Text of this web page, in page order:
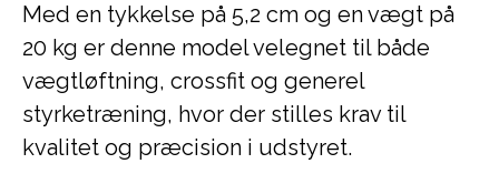
Med en tykkelse på 5,2 cm og en vægt på
20 kg er denne model velegnet til både
vægtløftning, crossfit og generel
styrketræning, hvor der stilles krav til
kvalitet og præcision i udstyret.